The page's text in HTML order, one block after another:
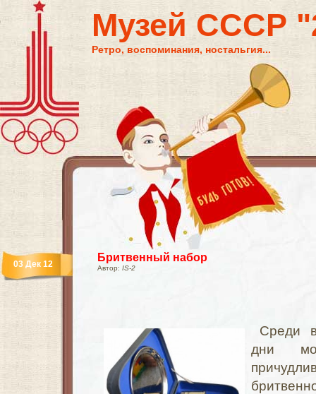
Музей СССР
Ретро, воспоминания, ностальгия...
Бритвенный набор
Автор: IS-2
03 Дек 12
Среди
дни